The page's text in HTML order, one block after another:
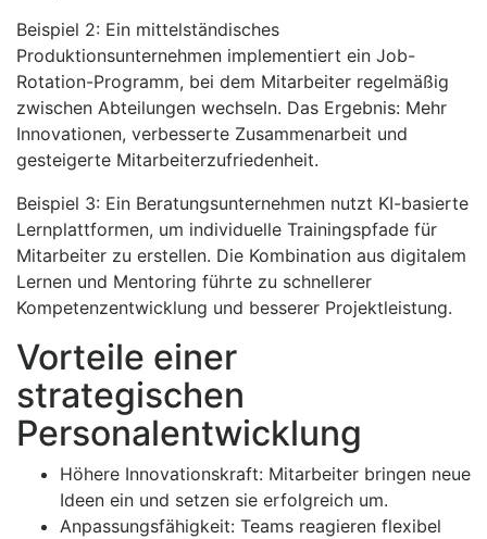
Beispiel 2: Ein mittelständisches
Produktionsunternehmen implementiert ein Job-
Rotation-Programm, bei dem Mitarbeiter regelmäßig
zwischen Abteilungen wechseln. Das Ergebnis: Mehr
Innovationen, verbesserte Zusammenarbeit und
gesteigerte Mitarbeiterzufriedenheit.
Beispiel 3: Ein Beratungsunternehmen nutzt KI-basierte
Lernplattformen, um individuelle Trainingspfade für
Mitarbeiter zu erstellen. Die Kombination aus digitalem
Lernen und Mentoring führte zu schnellerer
Kompetenzentwicklung und besserer Projektleistung.
Vorteile einer
strategischen
Personalentwicklung
Höhere Innovationskraft: Mitarbeiter bringen neue
Ideen ein und setzen sie erfolgreich um.
Anpassungsfähigkeit: Teams reagieren flexibel